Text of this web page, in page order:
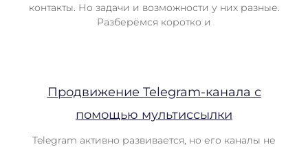
контакты. Но задачи и возможности у них разные.
Разберёмся коротко и
Продвижение Telegram-канала с
помощью мультиссылки
Telegram активно развивается, но его каналы не